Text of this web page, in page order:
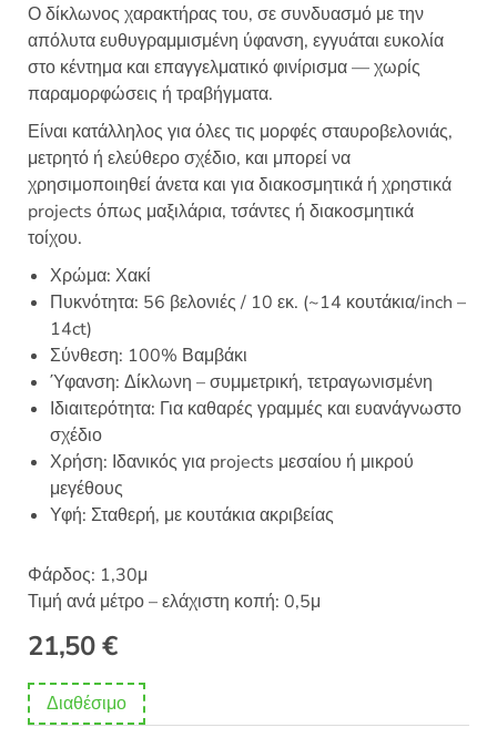
Ο δίκλωνος χαρακτήρας του, σε συνδυασμό με την
απόλυτα ευθυγραμμισμένη ύφανση, εγγυάται ευκολία
στο κέντημα και επαγγελματικό φινίρισμα — χωρίς
παραμορφώσεις ή τραβήγματα.
Είναι κατάλληλος για όλες τις μορφές σταυροβελονιάς,
μετρητό ή ελεύθερο σχέδιο, και μπορεί να
χρησιμοποιηθεί άνετα και για διακοσμητικά ή χρηστικά
projects όπως μαξιλάρια, τσάντες ή διακοσμητικά
τοίχου.
Χρώμα: Χακί
Πυκνότητα: 56 βελονιές / 10 εκ. (~14 κουτάκια/inch –
14ct)
Σύνθεση: 100% Βαμβάκι
Ύφανση: Δίκλωνη – συμμετρική, τετραγωνισμένη
Ιδιαιτερότητα: Για καθαρές γραμμές και ευανάγνωστο
σχέδιο
Χρήση: Ιδανικός για projects μεσαίου ή μικρού
μεγέθους
Υφή: Σταθερή, με κουτάκια ακριβείας
Φάρδος: 1,30μ
Τιμή ανά μέτρο – ελάχιστη κοπή: 0,5μ
21,50€
Διαθέσιμο